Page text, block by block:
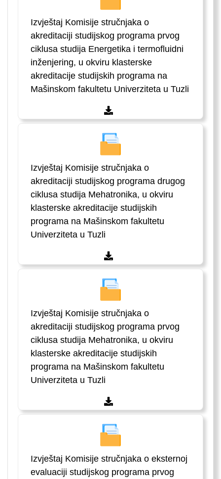
Izvještaj Komisije stručnjaka o
akreditaciji studijskog programa prvog
ciklusa studija Energetika i termofluidni
inženjering, u okviru klasterske
akreditacije studijskih programa na
Mašinskom fakultetu Univerziteta u Tuzli
Izvještaj Komisije stručnjaka o
akreditaciji studijskog programa drugog
ciklusa studija Mehatronika, u okviru
klasterske akreditacije studijskih
programa na Mašinskom fakultetu
Univerziteta u Tuzli
Izvještaj Komisije stručnjaka o
akreditaciji studijskog programa prvog
ciklusa studija Mehatronika, u okviru
klasterske akreditacije studijskih
programa na Mašinskom fakultetu
Univerziteta u Tuzli
Izvještaj Komisije stručnjaka o eksternoj
evaluaciji studijskog programa prvog